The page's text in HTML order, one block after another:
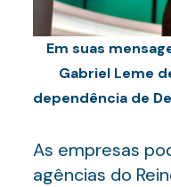
Em suas
Gabriel Leme
dependência de
As empresas
agências do